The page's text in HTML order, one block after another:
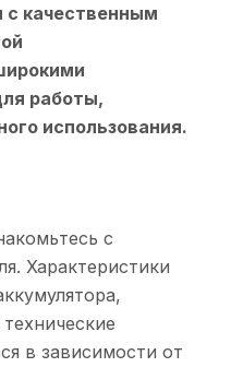
качественным
работы,
использования.
с
Характеристики
в зависимости от